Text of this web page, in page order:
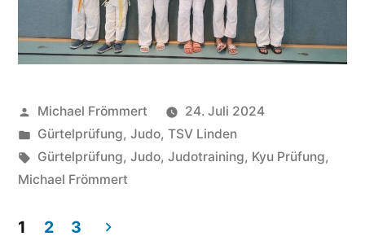
Veröffentlicht
von
Michael Frömmert
24. Juli 2024
Veröffentlicht
unter
Gürtelprüfung, Judo, TSV Linden
Schlagwörter:
Gürtelprüfung, Judo, Judotraining, Kyu Prüfung,
Michael Frömmert
1 2 3